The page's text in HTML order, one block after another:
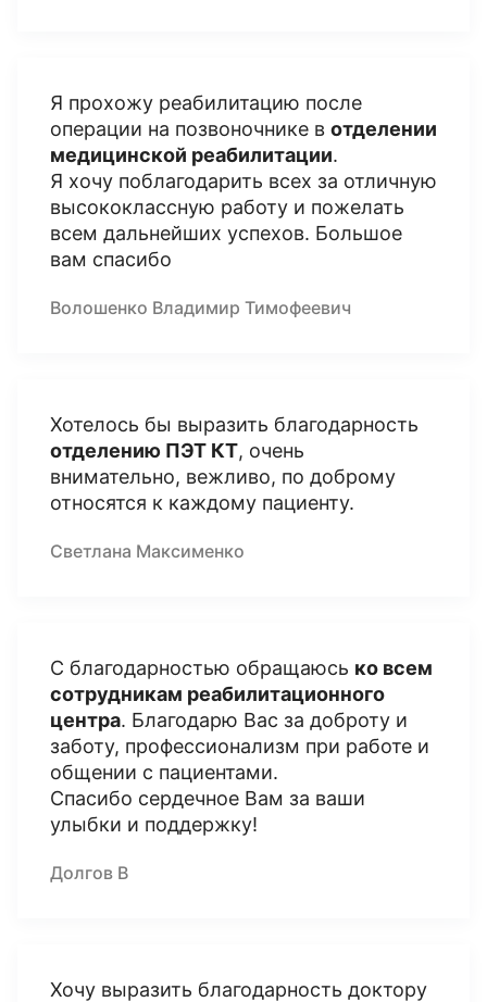
Я прохожу реабилитацию после
операции на позвоночнике в отделении
медицинской реабилитации.
Я хочу поблагодарить всех за отличную
высококлассную работу и пожелать
всем дальнейших успехов. Большое
вам спасибо
Волошенко Владимир Тимофеевич
Хотелось бы выразить благодарность
отделению ПЭТ КТ, очень
внимательно, вежливо, по доброму
относятся к каждому пациенту.
Светлана Максименко
С благодарностью обращаюсь ко всем
сотрудникам реабилитационного
центра. Благодарю Вас за доброту и
заботу, профессионализм при работе и
общении с пациентами.
Спасибо сердечное Вам за ваши
улыбки и поддержку!
Долгов В
Хочу выразить благодарность доктору